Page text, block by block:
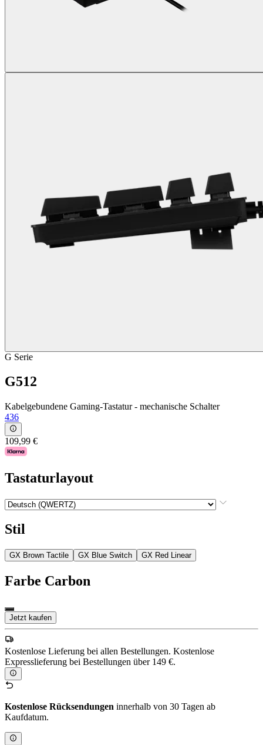
G Serie
G512
Kabelgebundene Gaming-Tastatur - mechanische Schalter
436
109,99 €
Tastaturlayout
Stil
GX Brown Tactile GX Blue Switch GX Red Linear
Farbe Carbon
Jetzt kaufen
Kostenlose Lieferung bei allen Bestellungen. Kostenlose
Expresslieferung bei Bestellungen über 149 €.
Kostenlose Rücksendungen innerhalb von 30 Tagen ab
Kaufdatum.